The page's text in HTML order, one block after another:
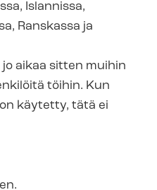
Islannissa,
Ranskassa ja
aikaa sitten muihin
töihin. Kun
käytetty, tätä ei